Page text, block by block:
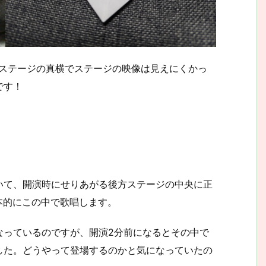
テージの真横でステージの映像は見えにくかっ
！
、開演時にせりあがる後方ステージの中央に正
にこの中で歌唱します。
ているのですが、開演2分前になるとその中で
。どうやって登場するのかと気になっていたの